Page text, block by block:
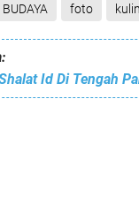
BUDAYA foto
Id Di Tengah